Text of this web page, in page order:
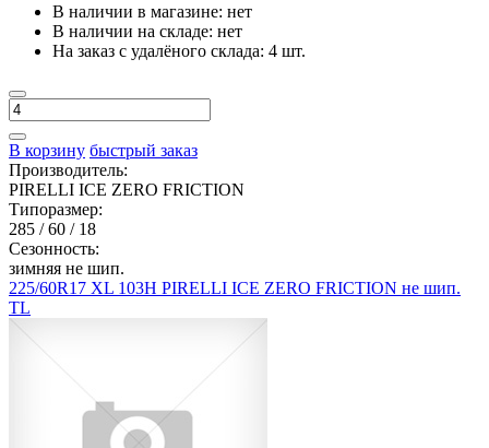
В наличии в магазине: нет
В наличии на складе: нет
На заказ с удалёного склада: 4 шт.
В корзину быстрый заказ
Производитель:
PIRELLI ICE ZERO FRICTION
Типоразмер:
285 / 60 / 18
Сезонность:
зимняя не шип.
225/60R17 XL 103H PIRELLI ICE ZERO FRICTION не шип.
TL